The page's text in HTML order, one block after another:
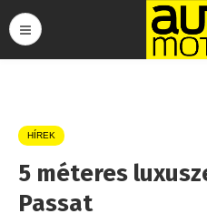
HÍREK
5 méteres
Passat